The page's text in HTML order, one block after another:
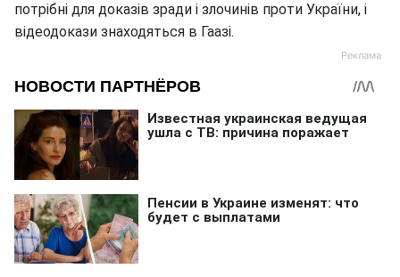
потрібні для доказів зради і злочинів проти України, і
відеодокази знаходяться в Гаазі.